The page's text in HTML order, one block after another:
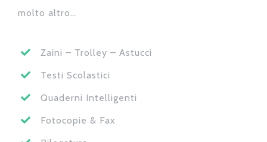
molto altro…
Zaini – Trolley – Astucci
Testi Scolastici
Quaderni Intelligenti
Fotocopie & Fax